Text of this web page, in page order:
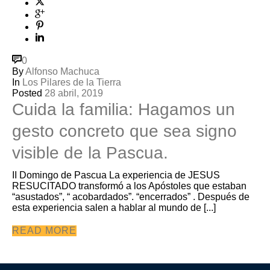
0
ByAlfonso Machuca
In Los Pilares de la Tierra
Posted 28 abril, 2019
Cuida la familia: Hagamos un
gesto concreto que sea signo
visible de la Pascua.
II Domingo de Pascua La experiencia de JESUS
RESUCITADO transformó a los Apóstoles que estaban
“asustados”, “ acobardados”. “encerrados” . Después de
esta experiencia salen a hablar al mundo de [...]
READ MORE